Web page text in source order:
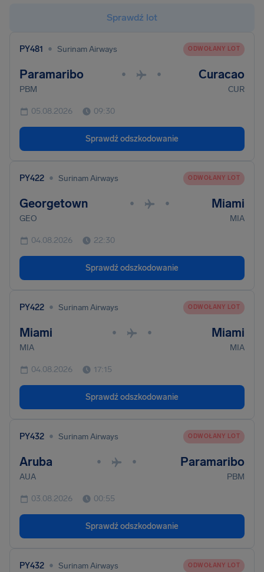
Sprawdź lot
PY481 • Surinam Airways ODWOŁANY LOT
Paramaribo • • Curacao
PBM CUR
05.08.2026 09:30
Sprawdź odszkodowanie
PY422 • Surinam Airways ODWOŁANY LOT
Georgetown • • Miami
GEO MIA
04.08.2026 22:30
Sprawdź odszkodowanie
PY422 • Surinam Airways ODWOŁANY LOT
Miami • • Miami
MIA MIA
04.08.2026 17:15
Sprawdź odszkodowanie
PY432 • Surinam Airways ODWOŁANY LOT
Aruba • • Paramaribo
AUA PBM
03.08.2026 00:55
Sprawdź odszkodowanie
PY432 • Surinam Airways ODWOŁANY LOT